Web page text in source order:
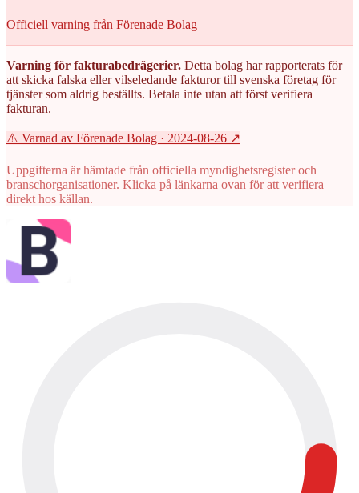
Officiell varning från Förenade Bolag
Varning för fakturabedrägerier. Detta bolag har rapporterats för
att skicka falska eller vilseledande fakturor till svenska företag för
tjänster som aldrig beställts. Betala inte utan att först verifiera
fakturan.
⚠️ Varnad av Förenade Bolag · 2024-08-26 ↗
Uppgifterna är hämtade från officiella myndighetsregister och
branschorganisationer. Klicka på länkarna ovan för att verifiera
direkt hos källan.